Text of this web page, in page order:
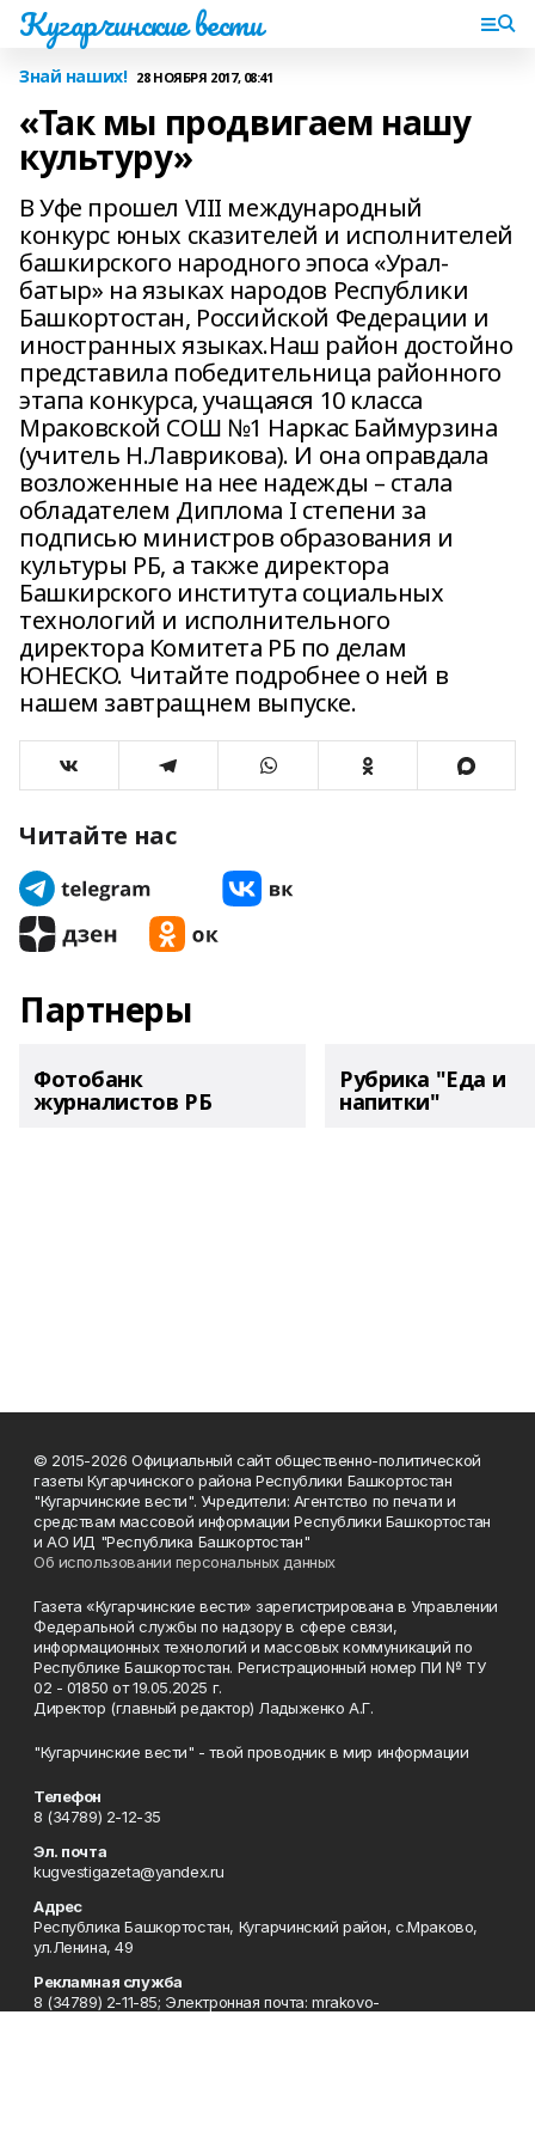
Кугарчинские вести
Знай наших! 28 НОЯБРЯ 2017, 08:41
«Так мы продвигаем нашу
культуру»
В Уфе прошел VIII международный
конкурс юных сказителей и исполнителей
башкирского народного эпоса «Урал-
батыр» на языках народов Республики
Башкортостан, Российской Федерации и
иностранных языках.Наш район достойно
представила победительница районного
этапа конкурса, учащаяся 10 класса
Мраковской СОШ №1 Наркас Баймурзина
(учитель Н.Лаврикова). И она оправдала
возложенные на нее надежды – стала
обладателем Диплома I степени за
подписью министров образования и
культуры РБ, а также директора
Башкирского института социальных
технологий и исполнительного
директора Комитета РБ по делам
ЮНЕСКО. Читайте подробнее о ней в
нашем завтращнем выпуске.
Читайте нас
Партнеры
Фотобанк
журналистов РБ
Рубрика "Еда и
напитки"
© 2015-2026 Официальный сайт общественно-политической
газеты Кугарчинского района Республики Башкортостан
"Кугарчинские вести". Учредители: Агентство по печати и
средствам массовой информации Республики Башкортостан
и АО ИД "Республика Башкортостан"
Об использовании персональных данных
Газета «Кугарчинские вести» зарегистрирована в Управлении
Федеральной службы по надзору в сфере связи,
информационных технологий и массовых коммуникаций по
Республике Башкортостан. Регистрационный номер ПИ № ТУ
02 - 01850 от 19.05.2025 г.
Директор (главный редактор) Ладыженко А.Г.
"Кугарчинские вести" - твой проводник в мир информации
Телефон
8 (34789) 2-12-35
Эл. почта
kugvestigazeta@yandex.ru
Адрес
Республика Башкортостан, Кугарчинский район, с.Мраково,
ул.Ленина, 49
Рекламная служба
8 (34789) 2-11-85; Электронная почта: mrakovo-